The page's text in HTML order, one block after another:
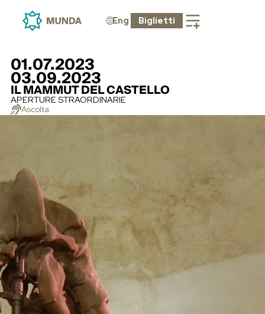
Eng Biglietti
01.07.2023
03.09.2023
IL MAMMUT DEL CASTELLO
APERTURE STRAORDINARIE
Ascolta